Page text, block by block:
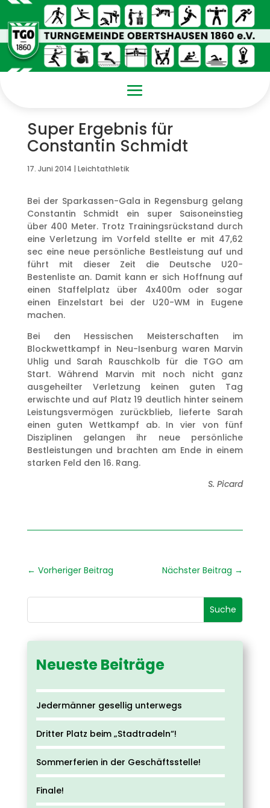
Super Ergebnis für
Constantin Schmidt
17. Juni 2014 | Leichtathletik
Bei der Sparkassen-Gala in Regensburg gelang
Constantin Schmidt ein super Saisoneinstieg
über 400 Meter. Trotz Trainingsrückstand durch
eine Verletzung im Vorfeld stellte er mit 47,62
sec eine neue persönliche Bestleistung auf und
führt mit dieser Zeit die Deutsche U20-
Bestenliste an. Damit kann er sich Hoffnung auf
einen Staffelplatz über 4x400m oder sogar
einen Einzelstart bei der U20-WM in Eugene
machen.
Bei den Hessischen Meisterschaften im
Blockwettkampf in Neu-Isenburg waren Marvin
Uhlig und Sarah Rauschkolb für die TGO am
Start. Während Marvin mit noch nicht ganz
ausgeheilter Verletzung keinen guten Tag
erwischte und auf Platz 19 deutlich hinter seinem
Leistungsvermögen zurückblieb, lieferte Sarah
einen guten Wettkampf ab. In vier von fünf
Disziplinen gelangen ihr neue persönliche
Bestleistungen und brachten am Ende in einem
starken Feld den 16. Rang.
S. Picard
← Vorheriger Beitrag Nächster Beitrag →
Neueste Beiträge
Jedermänner gesellig unterwegs
Dritter Platz beim „Stadtradeln“!
Sommerferien in der Geschäftsstelle!
Finale!